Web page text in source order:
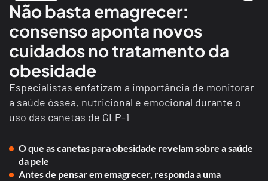
Não basta emagrecer:
consenso aponta novos
cuidados no tratamento da
obesidade
Especialistas enfatizam a importância de monitorar
a saúde óssea, nutricional e emocional durante o
uso das canetas de GLP-1
O que as canetas para obesidade revelam sobre a saúde
da pele
Antes de pensar em emagrecer, responda a uma